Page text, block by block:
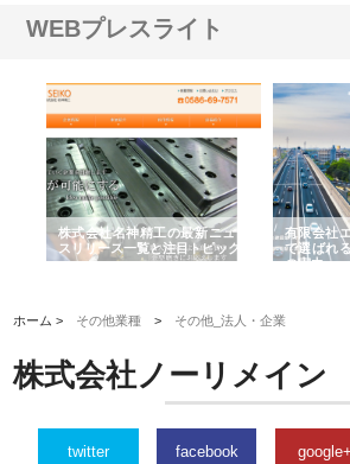
WEBプレスライト
株式会社名神精工の最新ニュー
スリリース一覧と注目トピック
有限会社
で選ばれ
の実力
ホーム > その他業種 > その他_法人・企業
株式会社ノーリメイン
twitter facebook google+